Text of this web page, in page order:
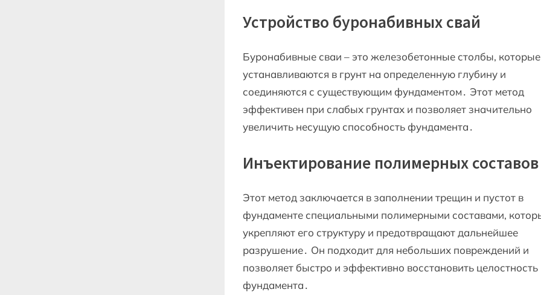
Устройство буронабивных свай
Буронабивные сваи – это железобетонные столбы, которые
устанавливаются в грунт на определенную глубину и
соединяются с существующим фундаментом․ Этот метод
эффективен при слабых грунтах и позволяет значительно
увеличить несущую способность фундамента․
Инъектирование полимерных составов
Этот метод заключается в заполнении трещин и пустот в
фундаменте специальными полимерными составами,
укрепляют его структуру и предотвращают дальнейшее
разрушение․ Он подходит для небольших повреждений и
позволяет быстро и эффективно восстановить целостность
фундамента․